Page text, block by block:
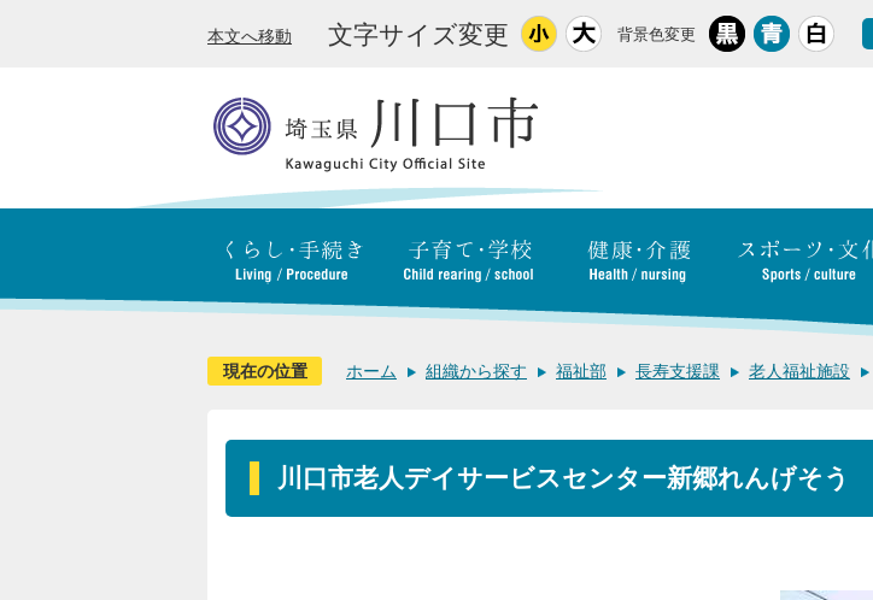
本文へ移動 文字サイズ変更 背景色変更
現在の位置 ホーム 組織から探す 福祉部 長寿支援課 老人福祉施設
川口市老人デイサービスセンター新郷れんげそう